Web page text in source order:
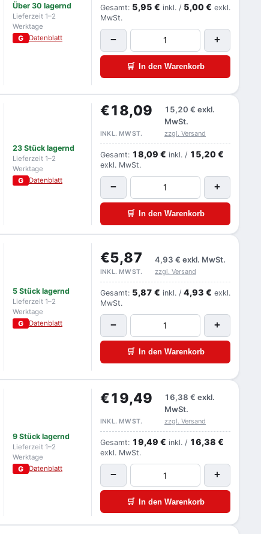
Über 30 lagernd
Lieferzeit 1–2
Werktage
G Datenblatt
Gesamt: 5,95 € inkl. / 5,00 € exkl.
MwSt.
− +
🛒 In den Warenkorb
23 Stück lagernd
Lieferzeit 1–2
Werktage
G Datenblatt
€18,09 15,20 € exkl.
MwSt.
INKL. MWST. zzgl. Versand
Gesamt: 18,09 € inkl. / 15,20 €
exkl. MwSt.
− +
🛒 In den Warenkorb
5 Stück lagernd
Lieferzeit 1–2
Werktage
G Datenblatt
€5,87 4,93 € exkl. MwSt.
INKL. MWST. zzgl. Versand
Gesamt: 5,87 € inkl. / 4,93 € exkl.
MwSt.
− +
🛒 In den Warenkorb
9 Stück lagernd
Lieferzeit 1–2
Werktage
G Datenblatt
€19,49 16,38 € exkl.
MwSt.
INKL. MWST. zzgl. Versand
Gesamt: 19,49 € inkl. / 16,38 €
exkl. MwSt.
− +
🛒 In den Warenkorb